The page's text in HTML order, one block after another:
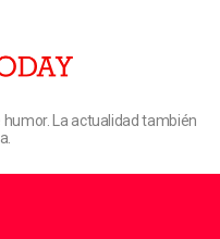
humor. La actualidad también